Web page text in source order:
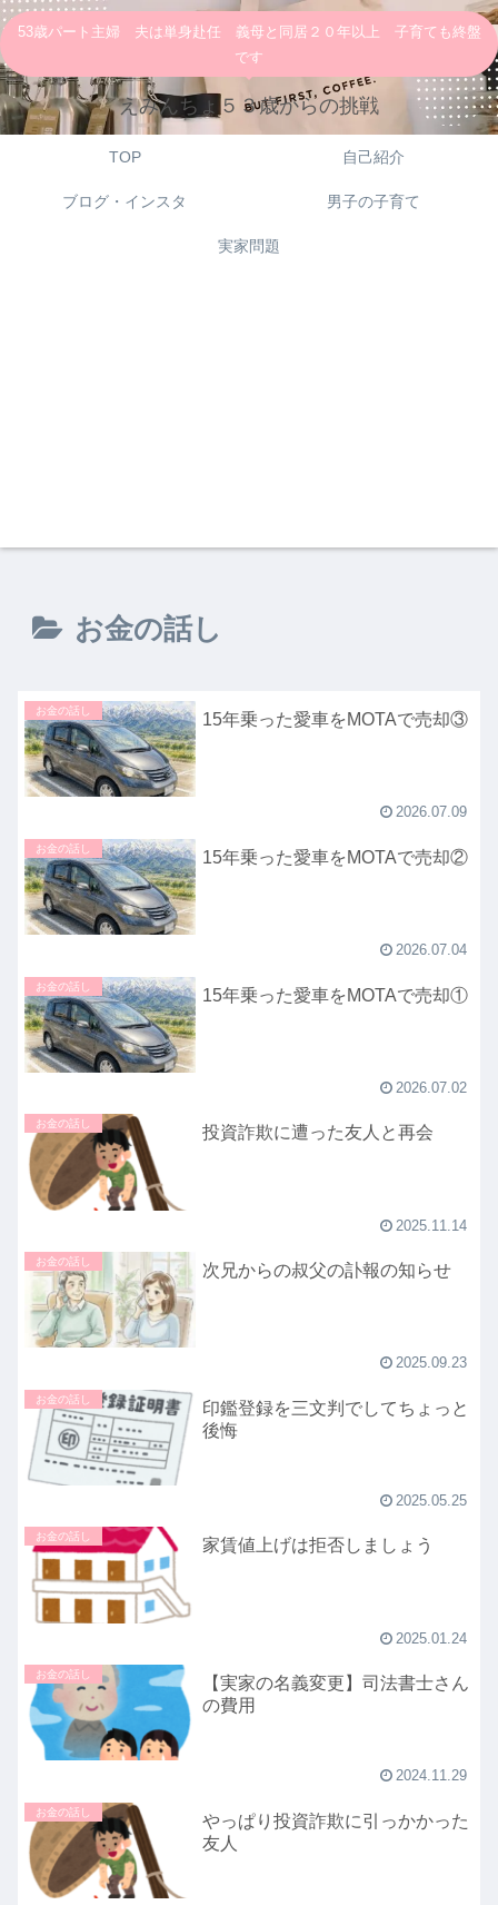
53歳パート主婦 夫は単身赴任 義母と同居２０年以上 子育ても終盤
です
えみんちょ５３歳からの挑戦
TOP 自己紹介
ブログ・インスタ 男子の子育て
実家問題
お金の話し
お金の話し 15年乗った愛車をMOTAで売却③
2026.07.09
お金の話し 15年乗った愛車をMOTAで売却②
2026.07.04
お金の話し 15年乗った愛車をMOTAで売却①
2026.07.02
お金の話し 投資詐欺に遭った友人と再会
2025.11.14
お金の話し 次兄からの叔父の訃報の知らせ
2025.09.23
お金の話し
印鑑登録を三文判でしてちょっと
後悔
2025.05.25
お金の話し 家賃値上げは拒否しましょう
2025.01.24
お金の話し
【実家の名義変更】司法書士さん
の費用
2024.11.29
お金の話し
やっぱり投資詐欺に引っかかった
友人